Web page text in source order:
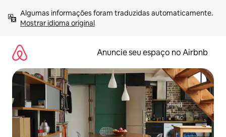
para
Mostrar idioma original
Anuncie seu espaço no Airbnb